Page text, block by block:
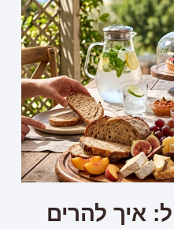
איך להרים